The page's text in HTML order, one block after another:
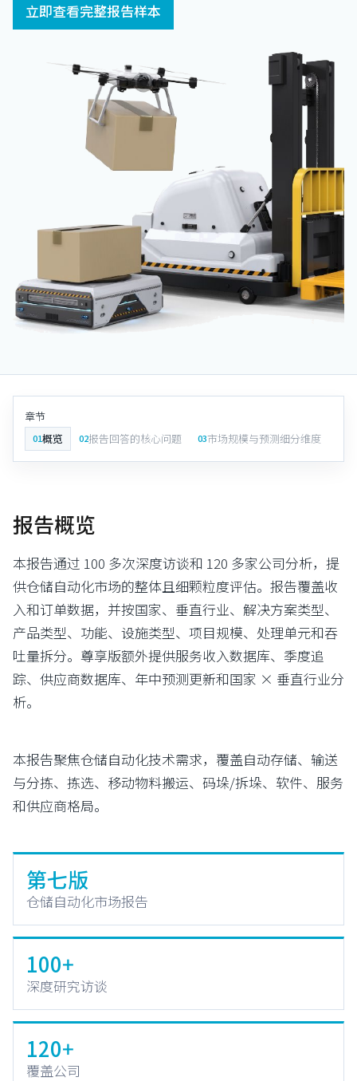
立即查看完整报告样本
章节
01概览 02报告回答的核心问题 03市场规模与预测细分维度
报告概览
本报告通过 100 多次深度访谈和 120 多家公司分析，提
供仓储自动化市场的整体且细颗粒度评估。报告覆盖收
入和订单数据，并按国家、垂直行业、解决方案类型、
产品类型、功能、设施类型、项目规模、处理单元和吞
吐量拆分。尊享版额外提供服务收入数据库、季度追
踪、供应商数据库、年中预测更新和国家 × 垂直行业分
析。
本报告聚焦仓储自动化技术需求，覆盖自动存储、输送
与分拣、拣选、移动物料搬运、码垛/拆垛、软件、服务
和供应商格局。
第七版
仓储自动化市场报告
100+
深度研究访谈
120+
覆盖公司